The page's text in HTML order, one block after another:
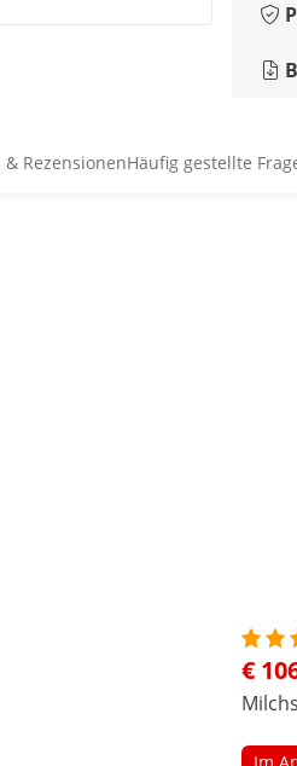
RezensionenHäufig gestellte
€